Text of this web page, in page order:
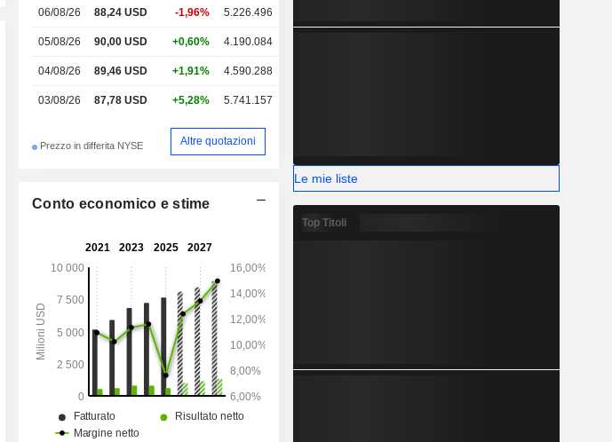
06/08/26 88,24 USD -1,96% 5.226.496
05/08/26 90,00 USD +0,60% 4.190.084
04/08/26 89,46 USD +1,91% 4.590.288
03/08/26 87,78 USD +5,28% 5.741.157
Prezzo in differita NYSE Altre quotazioni
Conto economico e stime
Le mie liste
Top Titoli